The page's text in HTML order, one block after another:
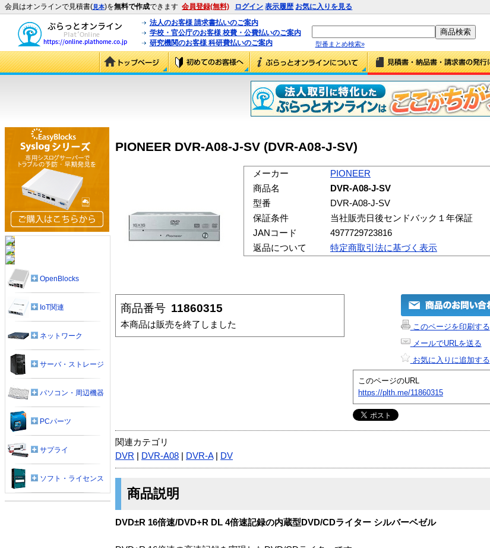
会員はオンラインで見積書(見本)を無料で作成できます 会員登録(無料) ログイン 表示履歴 お気に入りを見る
法人のお客様 請求書払いのご案内
学校・官公庁のお客様 校費・公費払いのご案内
研究機関のお客様 科研費払いのご案内
型番まとめ検索»
PIONEER DVR-A08-J-SV (DVR-A08-J-SV)
メーカー
PIONEER
商品名
DVR-A08-J-SV
型番
DVR-A08-J-SV
保証条件
当社販売日後センドバック１年保証
JANコード
4977729723816
返品について
特定商取引法に基づく表示
商品番号 11860315
本商品は販売を終了しました
このページを印刷する
メールでURLを送る
お気に入りに追加する
このページのURL
https://plth.me/11860315
関連カテゴリ
DVR
DVR-A08 DVR-A| DV
商品説明
DVD±R 16倍速/DVD+R DL 4倍速記録の内蔵型DVD/CDライター シルバーベゼル
OpenBlocks
IoT関連
ネットワーク
サーバ・ストレージ
パソコン・周辺機器
PCパーツ
サプライ
ソフト・ライセンス